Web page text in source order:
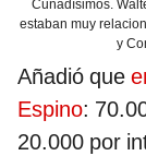
Cuñadísimos.
estaban muy
y
Añadió que
Espino:
20.000 por